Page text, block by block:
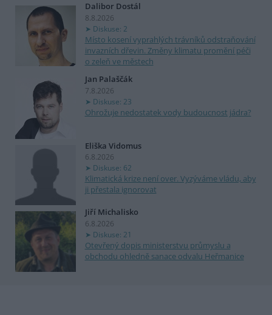
Dalibor Dostál
8.8.2026
Diskuse: 2
Místo kosení vyprahlých trávníků odstraňování
invazních dřevin. Změny klimatu promění péči
o zeleň ve městech
Jan Palaščák
7.8.2026
Diskuse: 23
Ohrožuje nedostatek vody budoucnost jádra?
Eliška Vidomus
6.8.2026
Diskuse: 62
Klimatická krize není over. Vyzýváme vládu, aby
ji přestala ignorovat
Jiří Michalisko
6.8.2026
Diskuse: 21
Otevřený dopis ministerstvu průmyslu a
obchodu ohledně sanace odvalu Heřmanice